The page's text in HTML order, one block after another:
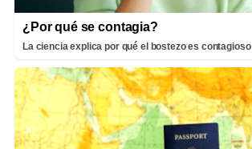
¿Por qué se contagia?
La ciencia explica por qué el bostezo es contagioso